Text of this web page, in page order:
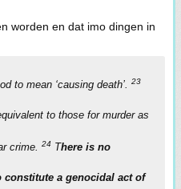
worden en dat imo dingen in
to mean ‘causing death’. 23
to those for murder as
crime.
24 There is no
a genocidal act of